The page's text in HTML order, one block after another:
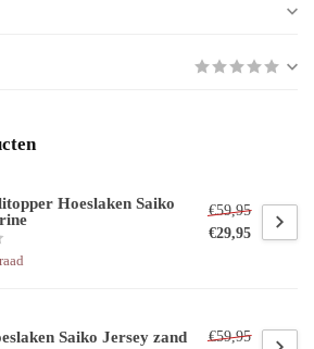
Hoeslaken Saiko
€59,95
€29,95
Saiko Jersey zand
€59,95